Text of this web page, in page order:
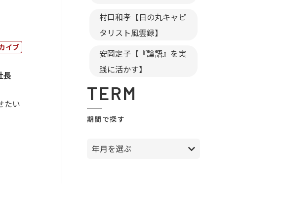
イブ
長
たい
村口和孝【日の丸キャピ
タリスト風雲録】
安岡定子【『論語』を実
践に活かす】
TERM
期間で探す
年月を選ぶ